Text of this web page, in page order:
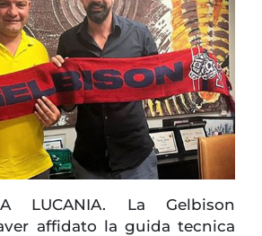
LUCANIA. La Gelbison
affidato la guida tecnica